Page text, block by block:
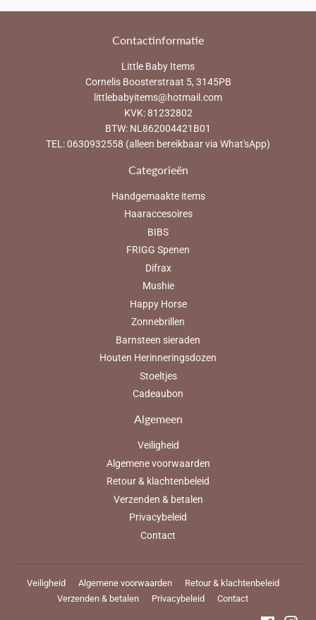
Contactinformatie
Little Baby Items
Cornelis Boosterstraat 5, 3145PB
littlebabyitems@hotmail.com
KVK: 81232802
BTW: NL862004421B01
TEL: 0630932558 (alleen bereikbaar via What'sApp)
Categorieën
Handgemaakte items
Haaraccesoires
BIBS
FRIGG Spenen
Difrax
Mushie
Happy Horse
Zonnebrillen
Barnsteen sieraden
Houten Herinneringsdozen
Stoeltjes
Cadeaubon
Algemeen
Veiligheid
Algemene voorwaarden
Retour & klachtenbeleid
Verzenden & betalen
Privacybeleid
Contact
Veiligheid Algemene voorwaarden
Retour & klachtenbeleid
Verzenden & betalen
Privacybeleid Contact